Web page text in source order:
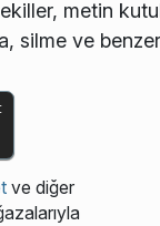
metin
silme ve
ve diğer